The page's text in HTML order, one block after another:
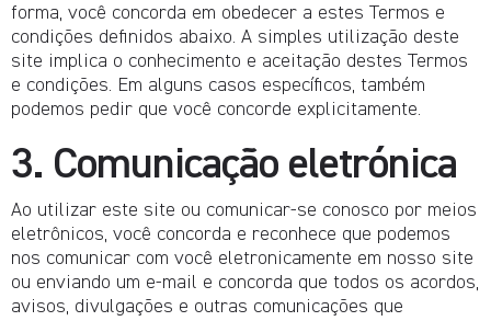
forma, você concorda em obedecer a estes Termos e
condições definidos abaixo. A simples utilização deste
site implica o conhecimento e aceitação destes Termos
e condições. Em alguns casos específicos, também
podemos pedir que você concorde explicitamente.
3. Comunicação eletrónica
Ao utilizar este site ou comunicar-se conosco por meios
eletrônicos, você concorda e reconhece que podemos
nos comunicar com você eletronicamente em nosso site
ou enviando um e-mail e concorda que todos os acordos,
avisos, divulgações e outras comunicações que